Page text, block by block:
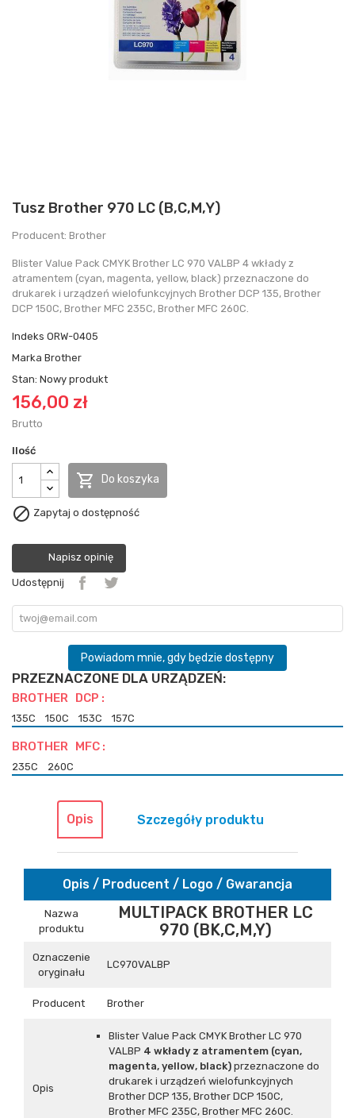
Tusz Brother 970 LC (B,C,M,Y)
Producent: Brother
Blister Value Pack CMYK Brother LC 970 VALBP 4 wkłady z
atramentem (cyan, magenta, yellow, black) przeznaczone do
drukarek i urządzeń wielofunkcyjnych Brother DCP 135, Brother
DCP 150C, Brother MFC 235C, Brother MFC 260C.
Indeks ORW-0405
Marka Brother
Stan: Nowy produkt
156,00 zł
Brutto
Ilość
 Do koszyka
 Zapytaj o dostępność
Napisz opinię
Udostępnij
Powiadom mnie, gdy będzie dostępny
PRZEZNACZONE DLA URZĄDZEŃ:
BROTHER DCP :
135C 150C 153C 157C
BROTHER MFC :
235C 260C
Opis Szczegóły produktu
Opis / Producent / Logo / Gwarancja
Nazwa
produktu
MULTIPACK BROTHER LC
970 (BK,C,M,Y)
Oznaczenie
oryginału
LC970VALBP
Producent Brother
Opis
Blister Value Pack CMYK Brother LC 970
VALBP 4 wkłady z atramentem (cyan,
magenta, yellow, black) przeznaczone do
drukarek i urządzeń wielofunkcyjnych
Brother DCP 135, Brother DCP 150C,
Brother MFC 235C, Brother MFC 260C.